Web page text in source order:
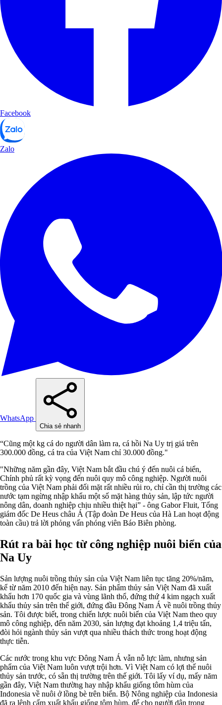
Facebook
Zalo
WhatsApp
Chia sẻ nhanh
“Cũng một kg cá do người dân làm ra, cá hồi Na Uy trị giá trên
300.000 đồng, cá tra của Việt Nam chỉ 30.000 đồng."
"Những năm gần đây, Việt Nam bắt đầu chú ý đến nuôi cá biển,
Chính phủ rất kỳ vọng đến nuôi quy mô công nghiệp. Người nuôi
trồng của Việt Nam phải đối mặt rất nhiều rủi ro, chỉ cần thị trường các
nước tạm ngừng nhập khẩu một số mặt hàng thủy sản, lập tức người
nông dân, doanh nghiệp chịu nhiều thiệt hại” - ông Gabor Fluit, Tổng
giám đốc De Heus châu Á (Tập đoàn De Heus của Hà Lan hoạt động
toàn cầu) trả lời phỏng vấn phóng viên Báo Biên phòng.
Rút ra bài học từ công nghiệp nuôi biển của
Na Uy
Sản lượng nuôi trồng thủy sản của Việt Nam liên tục tăng 20%/năm,
kể từ năm 2010 đến hiện nay. Sản phẩm thủy sản Việt Nam đã xuất
khẩu hơn 170 quốc gia và vùng lãnh thổ, đứng thứ 4 kim ngạch xuất
khẩu thủy sản trên thế giới, đứng đầu Đông Nam Á về nuôi trồng thủy
sản. Tôi được biết, trong chiến lược nuôi biển của Việt Nam theo quy
mô công nghiệp, đến năm 2030, sản lượng đạt khoảng 1,4 triệu tấn,
đòi hỏi ngành thủy sản vượt qua nhiều thách thức trong hoạt động
thực tiễn.
Các nước trong khu vực Đông Nam Á vẫn nỗ lực làm, nhưng sản
phẩm của Việt Nam luôn vượt trội hơn. Vì Việt Nam có lợi thế nuôi
thủy sản trước, có sẵn thị trường trên thế giới. Tôi lấy ví dụ, mấy năm
gần đây, Việt Nam thường hay nhập khẩu giống tôm hùm của
Indonesia về nuôi ở lồng bè trên biển. Bộ Nông nghiệp của Indonesia
đã ra lệnh cấm xuất khẩu giống tôm hùm, để cho người dân trong